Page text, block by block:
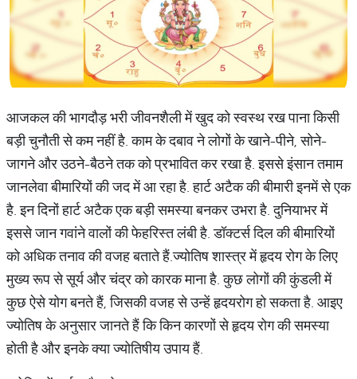
आजकल की भागदौड़ भरी जीवनशैली में खुद को स्वस्थ रख पाना किसी
बड़ी चुनौती से कम नहीं है. काम के दबाव ने लोगों के खाने-पीने, सोने-
जागने और उठने-बैठने तक को प्रभावित कर रखा है. इससे इंसान तमाम
जानलेवा बीमारियों की जद में आ रहा है. हार्ट अटैक की बीमारी इनमें से एक
है. इन दिनों हार्ट अटैक एक बड़ी समस्या बनकर उभरा है. दुनियाभर में
इससे जान गवांने वालों की फेहरिस्त लंबी है. डॉक्टर्स दिल की बीमारियों
को अधिक तनाव की वजह बताते हैं.ज्योतिष शास्त्र में हृदय रोग के लिए
मुख्य रूप से सूर्य और चंद्र को कारक माना है. कुछ लोगों की कुंडली में
कुछ ऐसे योग बनते हैं, जिसकी वजह से उन्हें हृदयरोग हो सकता है. आइए
ज्योतिष के अनुसार जानते हैं कि किन कारणों से हृदय रोग की समस्या
होती है और इनके क्या ज्योतिषीय उपाय हैं.